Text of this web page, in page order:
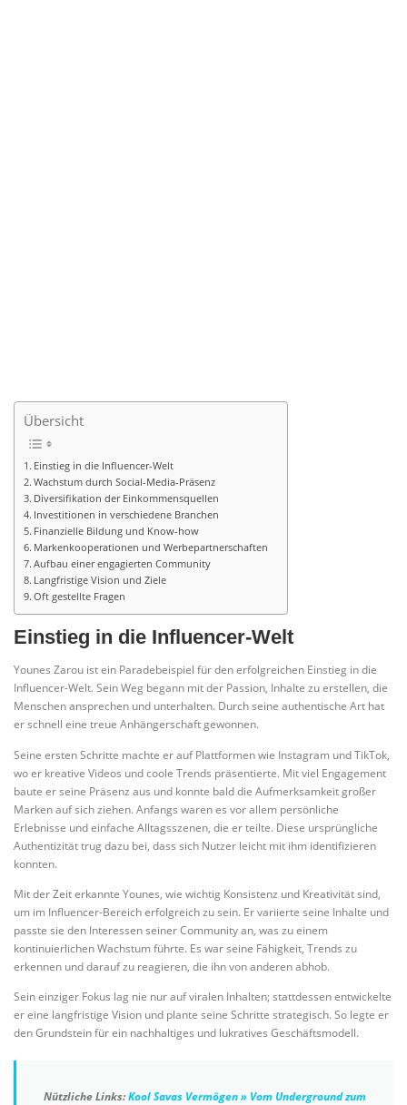
Übersicht
Einstieg in die Influencer-Welt
Wachstum durch Social-Media-Präsenz
Diversifikation der Einkommensquellen
Investitionen in verschiedene Branchen
Finanzielle Bildung und Know-how
Markenkooperationen und Werbepartnerschaften
Aufbau einer engagierten Community
Langfristige Vision und Ziele
Oft gestellte Fragen
Einstieg in die Influencer-Welt
Younes Zarou ist ein Paradebeispiel für den erfolgreichen Einstieg in die
Influencer-Welt. Sein Weg begann mit der Passion, Inhalte zu erstellen, die
Menschen ansprechen und unterhalten. Durch seine authentische Art hat
er schnell eine treue Anhängerschaft gewonnen.
Seine ersten Schritte machte er auf Plattformen wie Instagram und TikTok,
wo er kreative Videos und coole Trends präsentierte. Mit viel Engagement
baute er seine Präsenz aus und konnte bald die Aufmerksamkeit großer
Marken auf sich ziehen. Anfangs waren es vor allem persönliche
Erlebnisse und einfache Alltagsszenen, die er teilte. Diese ursprüngliche
Authentizität trug dazu bei, dass sich Nutzer leicht mit ihm identifizieren
konnten.
Mit der Zeit erkannte Younes, wie wichtig Konsistenz und Kreativität sind,
um im Influencer-Bereich erfolgreich zu sein. Er variierte seine Inhalte und
passte sie den Interessen seiner Community an, was zu einem
kontinuierlichen Wachstum führte. Es war seine Fähigkeit, Trends zu
erkennen und darauf zu reagieren, die ihn von anderen abhob.
Sein einziger Fokus lag nie nur auf viralen Inhalten; stattdessen entwickelte
er eine langfristige Vision und plante seine Schritte strategisch. So legte er
den Grundstein für ein nachhaltiges und lukratives Geschäftsmodell.
Nützliche Links:Kool Savas Vermögen » Vom Underground zum